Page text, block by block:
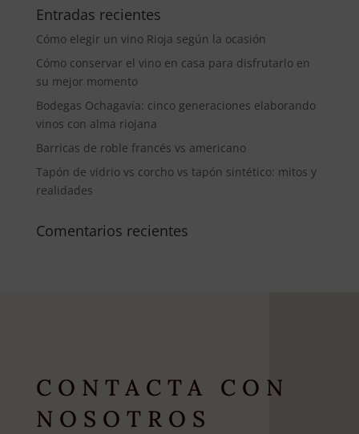
Entradas recientes
Cómo elegir un vino Rioja según la ocasión
Cómo conservar el vino en casa para disfrutarlo en
su mejor momento
Bodegas Ochagavía: cinco generaciones elaborando
vinos con alma riojana
Barricas de roble francés vs americano
Tapón de vidrio vs corcho vs tapón sintético: mitos y
realidades
Comentarios recientes
CONTACTA CON
NOSOTROS